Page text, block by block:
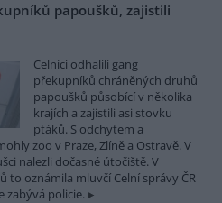
papoušků, zajistili
Celníci odhalili gang
překupníků chráněných druhů
papoušků působící v několika
krajích a zajistili asi stovku
ptáků. S odchytem a
zoo v Praze, Zlíně a Ostravě. V
nalezli dočasné útočiště. V
to oznámila mluvčí Celní správy ČR
zabývá policie.